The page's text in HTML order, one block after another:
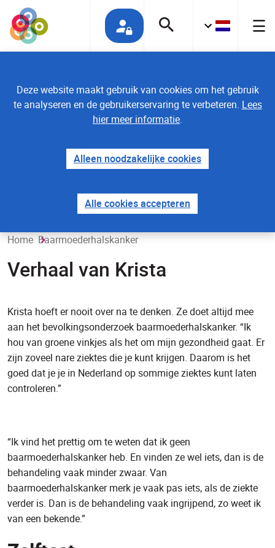
Deze website maakt gebruik van cookies om het gebruik
te analyseren en de gebruikerservaring te verbeteren. Lees
hier meer informatie.
Alleen noodzakelijke cookies
Alle cookies accepteren
Home Baarmoederhalskanker
Verhaal van Krista
Krista hoeft er nooit over na te denken. Ze doet altijd mee
aan het bevolkingsonderzoek baarmoederhalskanker. “Ik
hou van groene vinkjes als het om mijn gezondheid gaat. Er
zijn zoveel nare ziektes die je kunt krijgen. Daarom is het
goed dat je je in Nederland op sommige ziektes kunt laten
controleren.”
“Ik vind het prettig om te weten dat ik geen
baarmoederhalskanker heb. En vinden ze wel iets, dan is de
behandeling vaak minder zwaar. Van
baarmoederhalskanker merk je vaak pas iets, als de ziekte
verder is. Dan is de behandeling vaak ingrijpend, zo weet ik
van een bekende.”